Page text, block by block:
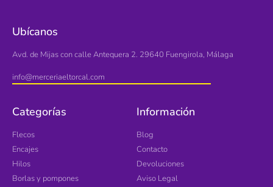
Ubícanos
Avd. de Mijas con calle Antequera 2. 29640 Fuengirola, Málaga
info@merceriaeltorcal.com
Categorías
Flecos
Encajes
Hilos
Borlas y pompones
Información
Blog
Contacto
Devoluciones
Aviso Legal